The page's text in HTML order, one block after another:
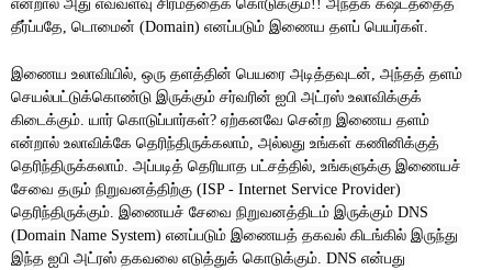
!!
தீர்ப்பதே டொமைன் (Domain) எனப்படும் இணைய தளப் பெயர்கள்
இணைய உலாவியில் ஒரு தளத்தின் பெயரை அடித்தவுடன் அந்தத் தளம்
செயல்பட்டுக்கொண்டு இருக்கும் சர்வரின் ஐபி அட்ரஸ் உலாவிக்குக்
கிடைக்கும் யார் கொடுப்பார்கள்? ஏற்கனவே சென்ற இணைய தளம்
என்றால் உலாவிக்கே தெரிந்திருக்கலாம் அல்லது உங்கள் கணினிக்குத்
தெரிந்திருக்கலாம் அப்படித் தெரியாத பட்சத்தில் உங்களுக்கு இணையச்
சேவை தரும் நிறுவனத்திற்கு
தெரிந்திருக்கும் இணையச் சேவை நிறுவனத்திடம் இருக்கும் DNS
(Domain Name System) எனப்படும் இணையத் தகவல் கிடங்கில் இருந்து
இந்த ஐபி அட்ரஸ் தகவலை எடுத்துக் கொடுக்கும் . DNS என்பது